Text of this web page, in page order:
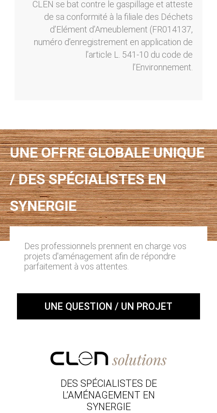
CLEN se bat contre le gaspillage et atteste
de sa conformité à la filiale des Déchets
d’Elément d’Ameublement (FR014137,
numéro d’enregistrement en application de
l’article L. 541-10 du code de
l’Environnement.
UNE OFFRE GLOBALE UNIQUE
/ DES SPÉCIALISTES EN
SYNERGIE
Des professionnels prennent en charge vos
projets d'aménagement afin de répondre
parfaitement à vos attentes.
UNE QUESTION / UN PROJET
DES SPÉCIALISTES DE
L’AMÉNAGEMENT EN
SYNERGIE